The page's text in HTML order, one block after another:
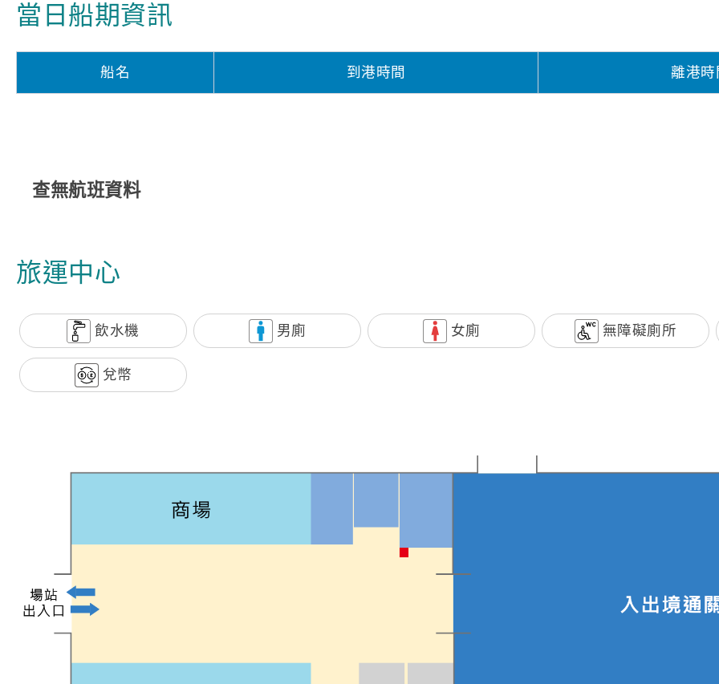
當日船期資訊
船名 到港時間 離港時
查無航班資料
旅運中心
飲水機 男廁 女廁 無障礙廁所
兌幣